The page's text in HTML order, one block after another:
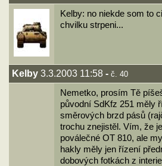
Kelby: no niekde som to
chvilku strpeni...
Kelby 3.3.2003 11:58 - č. 40
Nemetko, prosím Tě
původní SdKfz 251 měly
směrových brzd pásů
trochu znejistěl. Vím, že
poválečné OT 810, ale
hakly měly jen řízení
dobových fotkách z